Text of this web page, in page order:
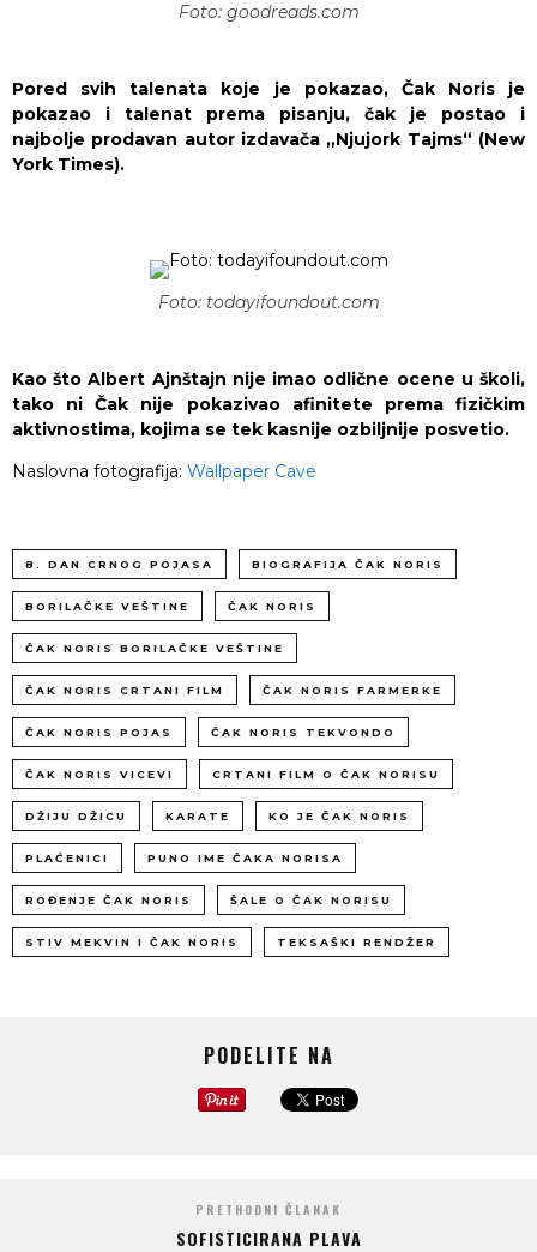
Foto: goodreads.com
Pored svih talenata koje je pokazao, Čak Noris je
pokazao i talenat prema pisanju, čak je postao i
najbolje prodavan autor izdavača „Njujork Tajms“ (New
York Times).
Foto: todayifoundout.com
Kao što Albert Ajnštajn nije imao odlične ocene u školi,
tako ni Čak nije pokazivao afinitete prema fizičkim
aktivnostima, kojima se tek kasnije ozbiljnije posvetio.
Naslovna fotografija: Wallpaper Cave
8. DAN CRNOG POJASA BIOGRAFIJA ČAK NORIS
BORILAČKE VEŠTINE ČAK NORIS
ČAK NORIS BORILAČKE VEŠTINE
ČAK NORIS CRTANI FILM ČAK NORIS FARMERKE
ČAK NORIS POJAS ČAK NORIS TEKVONDO
ČAK NORIS VICEVI CRTANI FILM O ČAK NORISU
DŽIJU DŽICU KARATE KO JE ČAK NORIS
PLAĆENICI PUNO IME ČAKA NORISA
ROĐENJE ČAK NORIS ŠALE O ČAK NORISU
STIV MEKVIN I ČAK NORIS TEKSAŠKI RENDŽER
PODELITE NA
PRETHODNI ČLANAK
SOFISTICIRANA PLAVA